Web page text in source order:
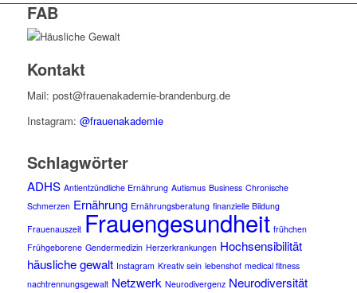
FAB
Kontakt
Mail: post@frauenakademie-brandenburg.de
Instagram: @frauenakademie
Schlagwörter
ADHS Antientzündliche Ernährung Autismus Business Chronische
Schmerzen Ernährung Ernährungsberatung finanzielle Bildung
Frauenauszeit Frauengesundheit frühchen
Frühgeborene Gendermedizin Herzerkrankungen Hochsensibilität
häusliche gewalt Instagram Kreativ sein lebenshof medical fitness
nachtrennungsgewalt Netzwerk Neurodivergenz Neurodiversität